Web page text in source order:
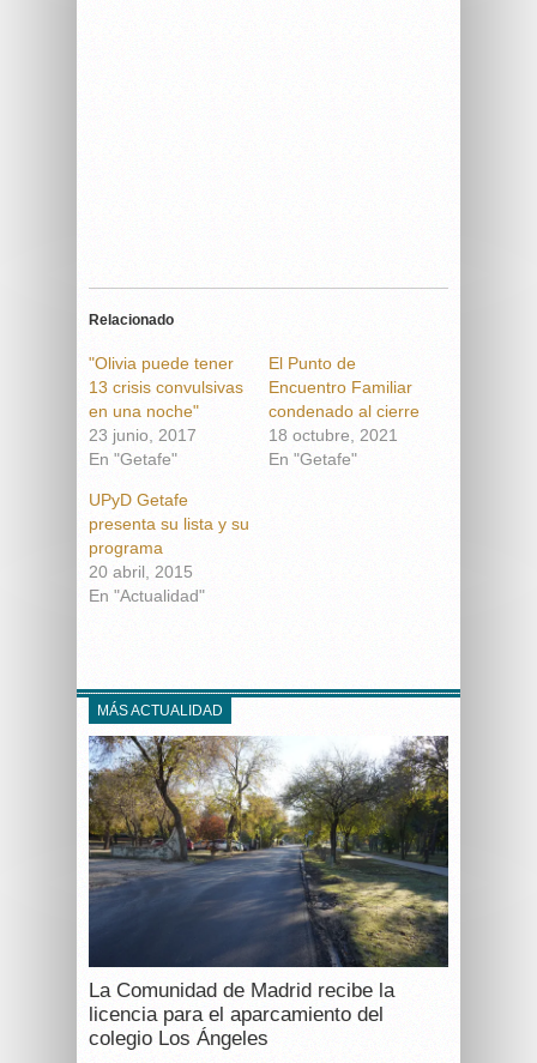
Relacionado
"Olivia puede tener
13 crisis convulsivas
en una noche"
23 junio, 2017
En "Getafe"
El Punto de
Encuentro Familiar
condenado al cierre
18 octubre, 2021
En "Getafe"
UPyD Getafe
presenta su lista y su
programa
20 abril, 2015
En "Actualidad"
MÁS ACTUALIDAD
La Comunidad de Madrid recibe la
licencia para el aparcamiento del
colegio Los Ángeles